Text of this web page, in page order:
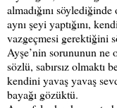
almadığını
aynı şeyi yaptığını,
vazgeçmesi gerektiğini
Ayşe’nin sorununun ne
sözlü, sabırsız olmaktı
kendini yavaş yavaş
bayağı gözüktü.